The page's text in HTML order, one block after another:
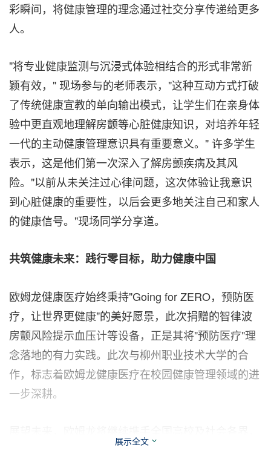
彩瞬间，将健康管理的理念通过社交分享传递给更多
人。
"将专业健康监测与沉浸式体验相结合的形式非常新
颖有效，" 现场参与的老师表示，"这种互动方式打破
了传统健康宣教的单向输出模式，让学生们在亲身体
验中更直观地理解房颤等心脏健康知识，对培养年轻
一代的主动健康管理意识具有重要意义。" 许多学生
表示，这是他们第一次深入了解房颤疾病及其风
险。"以前从未关注过心律问题，这次体验让我意识
到心脏健康的重要性，以后会更多地关注自己和家人
的健康信号。"现场同学分享道。
共筑健康未来：践行零目标，助力健康中国
欧姆龙健康医疗始终秉持"Going for ZERO，预防医
疗，让世界更健康"的美好愿景，此次捐赠的智律波
房颤风险提示血压计等设备，正是其将"预防医疗"理
念落地的有力实践。此次与柳州职业技术大学的合
作，标志着欧姆龙健康医疗在校园健康管理领域的进
一步深耕。
推动健康管理解决方案的普及与创新。我们将通过更
展示全文